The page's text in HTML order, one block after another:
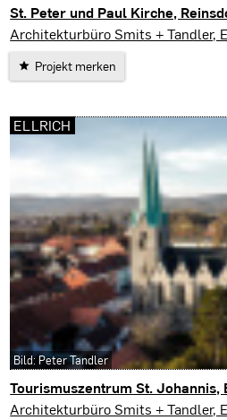
St. Peter und Paul Kirche,
Reinsdorf
Architekturbüro Smits + Tandler,
Projekt merken
Tourismuszentrum St. Johannis,
Ellrich
Architekturbüro Smits + Tandler,
ELLRICH
Bild: Peter Tandler